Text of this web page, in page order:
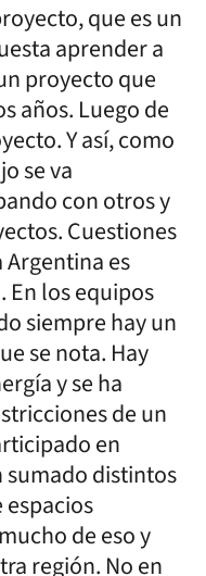
que es un
aprender a
proyecto que
años. Luego de
Y así, como
se va
con otros y
Cuestiones
Argentina es
los equipos
siempre hay un
se nota. Hay
y se ha
de un
en
sumado distintos
de eso y
región. No en